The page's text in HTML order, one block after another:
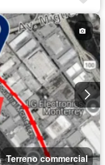
Terreno commercial